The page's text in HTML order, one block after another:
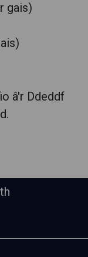
gais)
â'r Ddeddf